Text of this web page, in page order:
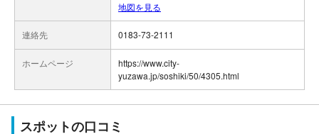
地図を見る
連絡先 0183-73-2111
ホームページ
https://www.city-
yuzawa.jp/soshiki/50/4305.html
スポットの口コミ